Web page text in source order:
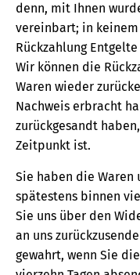
denn, mit Ihnen
vereinbart; in
Rückzahlung
Wir können die
Waren wieder
Nachweis erbracht
zurückgesandt
Zeitpunkt ist.
Sie haben die Waren
spätestens binnen
Sie uns über den
an uns
gewahrt, wenn Sie